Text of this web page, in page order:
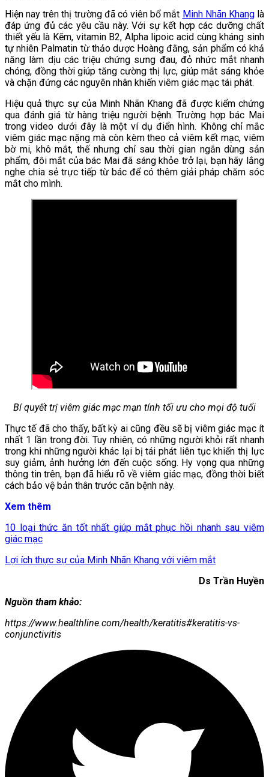
Hiện nay trên thị trường đã có viên bổ mắt Minh Nhãn Khanglà
đáp ứng đủ các yêu cầu này. Với sự kết hợp các dưỡng chất
thiết yếu là Kẽm, vitamin B2, Alpha lipoic acid cùng kháng sinh
tự nhiên Palmatin từ thảo dược Hoàng đằng, sản phẩm có khả
năng làm dịu các triệu chứng sưng đau, đỏ nhức mắt nhanh
chóng, đồng thời giúp tăng cường thị lực, giúp mắt sáng khỏe
và chặn đứng các nguyên nhân khiến viêm giác mạc tái phát.
Hiệu quả thực sự của Minh Nhãn Khang đã được kiểm chứng
qua đánh giá từ hàng triệu người bệnh. Trường hợp bác Mai
trong video dưới đây là một ví dụ điển hình. Không chỉ mắc
viêm giác mạc nặng mà còn kèm theo cả viêm kết mạc, viêm
bờ mi, khô mắt, thế nhưng chỉ sau thời gian ngắn dùng sản
phẩm, đôi mắt của bác Mai đã sáng khỏe trở lại, bạn hãy lắng
nghe chia sẻ trực tiếp từ bác để có thêm giải pháp chăm sóc
mắt cho mình.
Bí quyết trị viêm giác mạc mạn tính tối ưu cho mọi độ tuổi
Thực tế đã cho thấy, bất kỳ ai cũng đều sẽ bị viêm giác mạc ít
nhất 1 lần trong đời. Tuy nhiên, có những người khỏi rất nhanh
trong khi những người khác lại bị tái phát liên tục khiến thị lực
suy giảm, ảnh hưởng lớn đến cuộc sống. Hy vọng qua những
thông tin trên, bạn đã hiểu rõ về viêm giác mạc, đồng thời biết
cách bảo vệ bản thân trước căn bệnh này.
Xem thêm
10 loại thức ăn tốt nhất giúp mắt phục hồi nhanh sau viêm
giác mạc
Lợi ích thực sự của Minh Nhãn Khang với viêm mắt
Ds Trần Huyền
Nguồn tham khảo:
https://www.healthline.com/health/keratitis#keratitis-vs-
conjunctivitis